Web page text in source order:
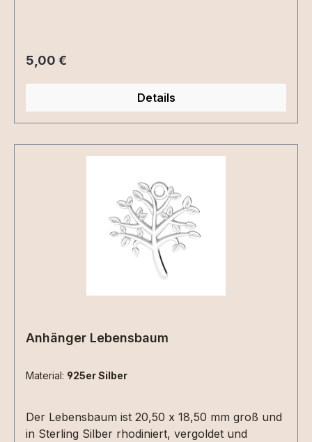
Regulärer Preis:
5,00 €
Details
Anhänger Lebensbaum
Material: 925er Silber
Der Lebensbaum ist 20,50 x 18,50 mm groß und
in Sterling Silber rhodiniert, vergoldet und